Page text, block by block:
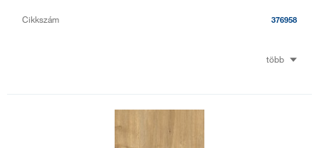
Cikkszám 376958
több